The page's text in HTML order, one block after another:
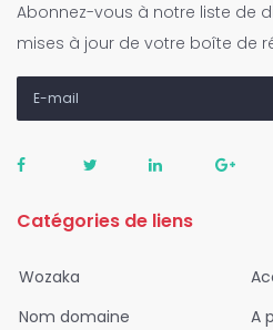
Abonnez-vous à notre liste de
mises à jour de votre boîte de
Catégories de liens
Wozaka
Nom domaine
A